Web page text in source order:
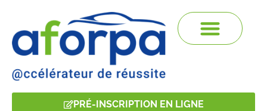
PRÉ-INSCRIPTION EN LIGNE